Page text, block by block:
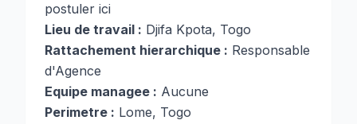
postuler ici
Lieu de travail : Djifa Kpota, Togo
Rattachement hierarchique : Responsable
d'Agence
Equipe managee : Aucune
Perimetre : Lome, Togo